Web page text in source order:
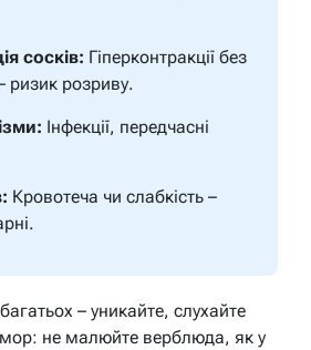
сосків: Гіперконтракції без
ризик розриву.
Інфекції, передчасні
Кровотеча чи слабкість –
– уникайте, слухайте
не малюйте верблюда, як у